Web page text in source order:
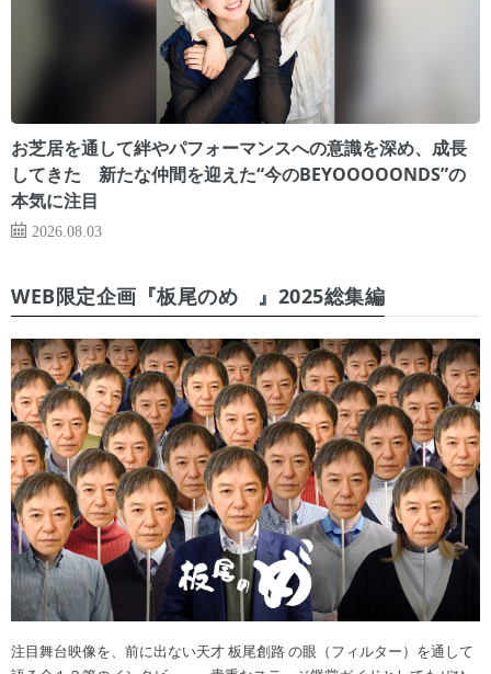
お芝居を通して絆やパフォーマンスへの意識を深め、成長
してきた 新たな仲間を迎えた“今のBEYOOOOONDS”の
本気に注目
2026.08.03
WEB限定企画『板尾のめ゙』2025総集編
注目舞台映像を、前に出ない天才 板尾創路 の眼（フィルター）を通して